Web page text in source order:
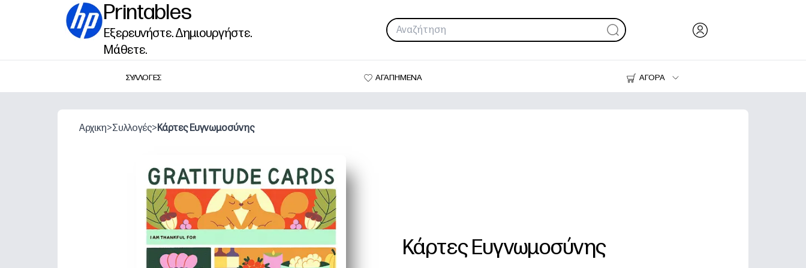
Printables
Εξερευνήστε. Δημιουργήστε.
Μάθετε.
ΣΥΛΛΟΓΕΣ ΑΓΑΠΗΜΕΝΑ
ΑΓΟΡΑ
Εκτυπωτές
Αρχικη>Συλλογές>Κάρτες Ευγνωμοσύνης
Κάρτες Ευγνωμοσύνης